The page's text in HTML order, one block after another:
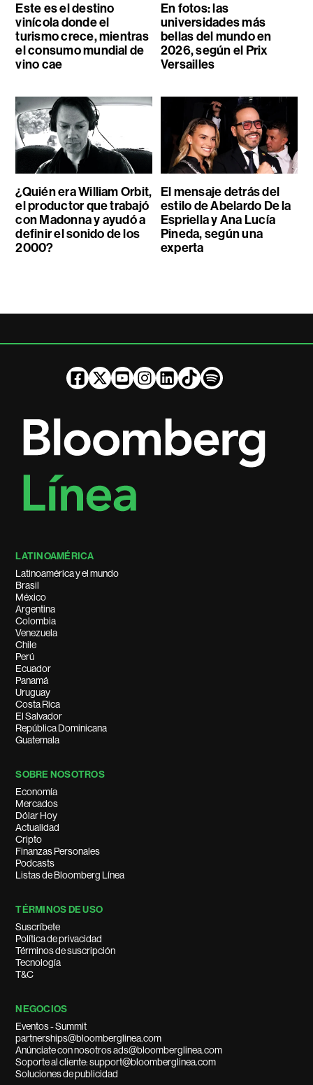
Este es el destino
vinícola donde el
turismo crece, mientras
el consumo mundial de
vino cae
En fotos: las
universidades más
bellas del mundo en
2026, según el Prix
Versailles
¿Quién era William Orbit,
el productor que trabajó
con Madonna y ayudó a
definir el sonido de los
2000?
El mensaje detrás del
estilo de Abelardo De la
Espriella y Ana Lucía
Pineda, según una
experta
LATINOAMÉRICA
Latinoamérica y el mundo
Brasil
México
Argentina
Colombia
Venezuela
Chile
Perú
Ecuador
Panamá
Uruguay
Costa Rica
El Salvador
República Dominicana
Guatemala
SOBRE NOSOTROS
Economía
Mercados
Dólar Hoy
Actualidad
Cripto
Finanzas Personales
Podcasts
Listas de Bloomberg Línea
TÉRMINOS DE USO
Suscríbete
Política de privacidad
Términos de suscripción
Tecnología
T&C
NEGOCIOS
Eventos - Summit
partnerships@bloomberglinea.com
Anúnciate con nosotros ads@bloomberglinea.com
Soporte al cliente: support@bloomberglinea.com
Soluciones de publicidad